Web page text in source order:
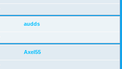
audds
Axel55